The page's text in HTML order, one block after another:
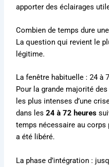
apporter des éclairages
Combien de temps dure
La question qui revient le
légitime.
La fenêtre habituelle : 24 à
Pour la grande majorité
les plus intenses d’une
dans les24 à 72 heures
temps nécessaire au
a été libéré.
La phase d’intégration :